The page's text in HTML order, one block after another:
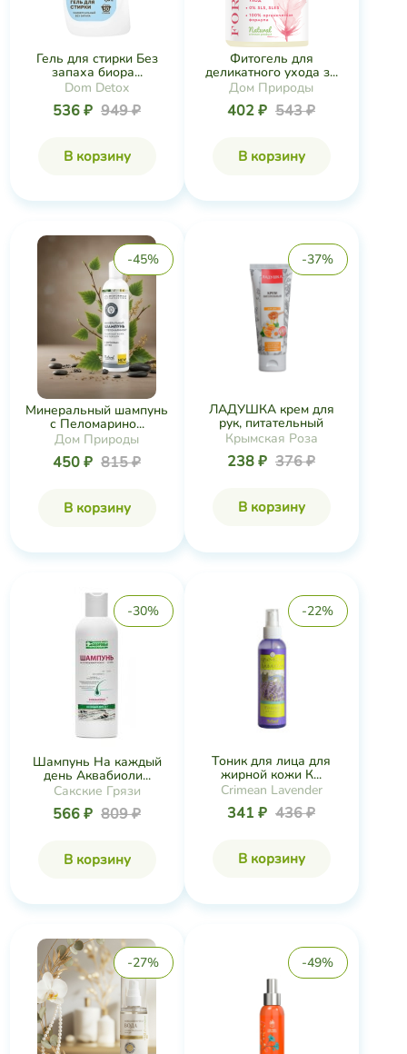
Гель для стирки Без
запаха биора...
Dom Detox
536 ₽ 949 ₽
В корзину
Фитогель для
деликатного ухода з...
Дом Природы
402 ₽ 543 ₽
В корзину
-45%
Минеральный шампунь
с Пеломарино...
Дом Природы
450 ₽ 815 ₽
В корзину
-37%
ЛАДУШКА крем для
рук, питательный
Крымская Роза
238 ₽ 376 ₽
В корзину
-30%
Шампунь На каждый
день Аквабиоли...
Сакские Грязи
566 ₽ 809 ₽
В корзину
-22%
Тоник для лица для
жирной кожи К...
Crimean Lavender
341 ₽ 436 ₽
В корзину
-27% -49%